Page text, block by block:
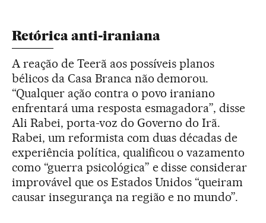
Retórica anti-iraniana
A reação de Teerã aos possíveis planos
bélicos da Casa Branca não demorou.
“Qualquer ação contra o povo iraniano
enfrentará uma resposta esmagadora”, disse
Ali Rabei, porta-voz do Governo do Irã.
Rabei, um reformista com duas décadas de
experiência política, qualificou o vazamento
como “guerra psicológica” e disse considerar
improvável que os Estados Unidos “queiram
causar insegurança na região e no mundo”.